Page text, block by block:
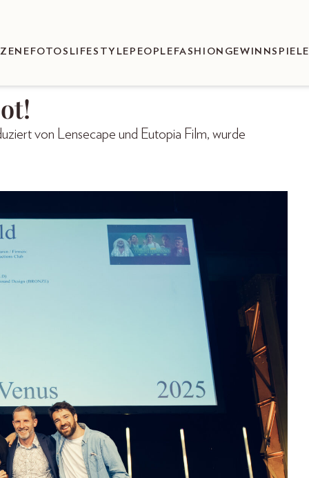
LIFESTYLE PEOPLE FASHION GEWINNSPIELE
von Lensecape und Eutopia Film, wurde